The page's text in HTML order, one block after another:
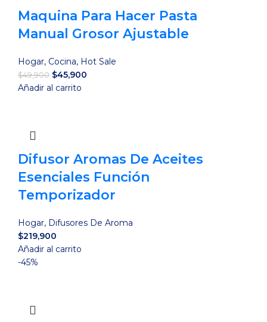
Maquina Para Hacer Pasta
Manual Grosor Ajustable
Hogar, Cocina, Hot Sale
$49,900 El
precio
$45,900
Añadir al carrito
Difusor Aromas De Aceites
Esenciales Función
Temporizador
Hogar, Difusores De Aroma
$219,900
Añadir al carrito
-45%